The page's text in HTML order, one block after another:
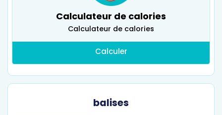
Calculateur de calories
Calculateur de calories
Calculer
balises